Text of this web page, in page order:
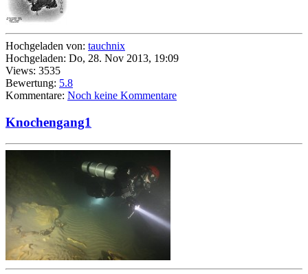
Hochgeladen von: tauchnix
Hochgeladen: Do, 28. Nov 2013, 19:09
Views: 3535
Bewertung: 5.8
Kommentare: Noch keine Kommentare
Knochengang1